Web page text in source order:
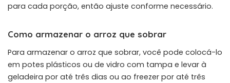
para cada porção, então ajuste conforme necessário.
Como armazenar o arroz que sobrar
Para armazenar o arroz que sobrar, você pode colocá-lo
em potes plásticos ou de vidro com tampa e levar à
geladeira por até três dias ou ao freezer por até três